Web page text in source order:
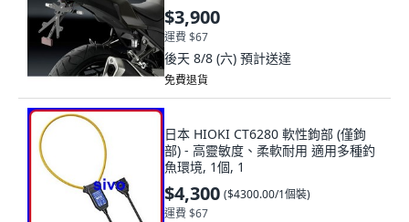
$3,900
運費 $67
後天 8/8 (六) 預計送達
免費退貨
日本 HIOKI CT6280 軟性鉤部 (僅鉤
部) - 高靈敏度、柔軟耐用 適用多種釣
魚環境, 1個, 1
$4,300 ($4300.00/1個裝)
運費 $67